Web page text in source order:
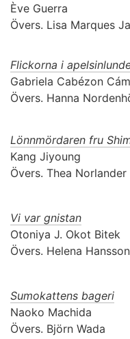
Ève Guerra
Övers. Lisa Marques
Flickorna i
Gabriela Cabézon
Övers. Hanna
Lönnmördaren fru
Kang Jiyoung
Övers. Thea Norlander
Vi var gnistan
Otoniya J. Okot Bitek
Övers. Helena Hansson
Sumokattens bageri
Naoko Machida
Övers. Björn Wada